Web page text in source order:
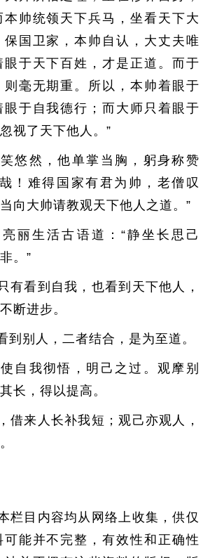
本帅统领天下兵马，坐看天下大
国卫家，本帅自认，大丈夫唯
于天下百姓，才是正道。而于
则毫无期重。所以，本帅着眼于
眼于自我德行；而大师只着眼于
视了天下他人。”
悠然，他单掌当胸，躬身称赞
！难得国家有君为帅，老僧叹
向大帅请教观天下他人之道。”
丽生活古语道：“静坐长思己
。”
有看到自我，也看到天下他人，
断进步。
到别人，二者结合，是为至道。
自我彻悟，明己之过。观摩别
长，得以提高。
借来人长补我短；观己亦观人，
栏目内容均从网络上收集，供仅
能并不完整，有效性和正确性